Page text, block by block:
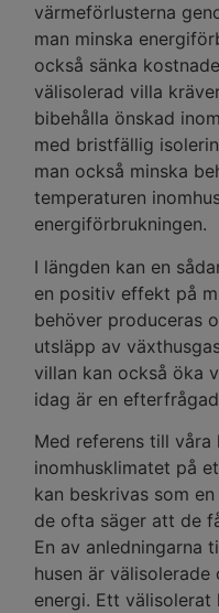
värmeförlusterna
man minska
också sänka
välisolerad villa
bibehålla önskad
med bristfällig
man också minska
temperaturen
energiförbrukningen.
I längden kan en
en positiv effekt på
behöver produceras
utsläpp av
villan kan också öka
idag är en
Med referens till våra
inomhusklimatet på
kan beskrivas som
de ofta säger att de
En av anledningarna
husen är
energi. Ett